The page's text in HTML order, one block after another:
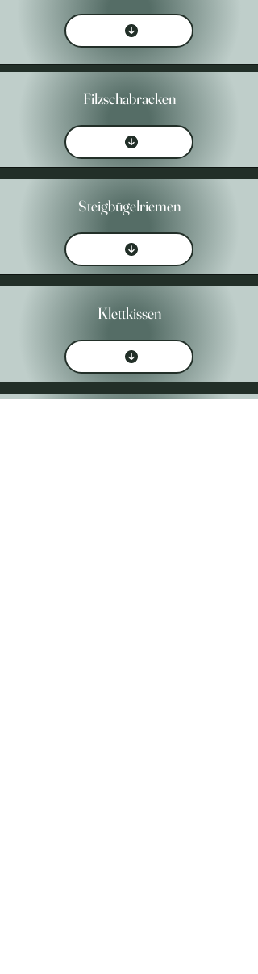
Filzschabracken
Steigbügelriemen
Klettkissen